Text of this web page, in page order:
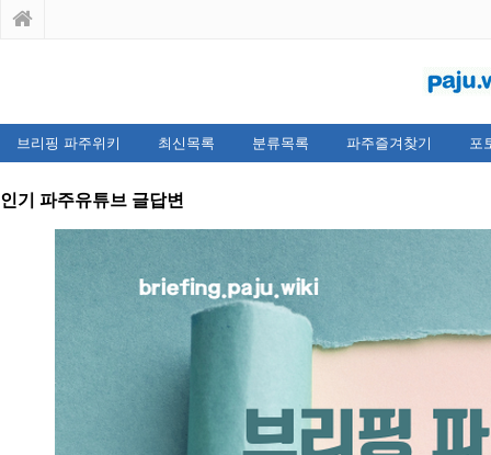
브리핑 파주위키 최신목록 분류목록 파주즐겨찾기 포
인기 파주유튜브 글답변